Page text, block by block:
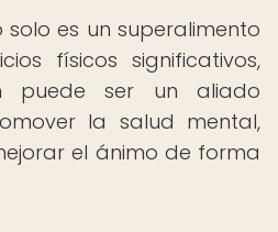
es un superalimento
físicos significativos,
puede ser un aliado
la salud mental,
el ánimo de forma